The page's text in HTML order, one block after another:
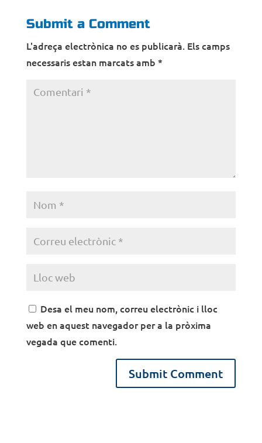
Submit a Comment
L'adreça electrònica no es publicarà. Els camps
necessaris estan marcats amb *
Desa el meu nom, correu electrònic i lloc
web en aquest navegador per a la pròxima
vegada que comenti.